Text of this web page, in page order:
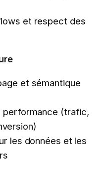
et respect des
et sémantique
performance (trafic,
les données et les